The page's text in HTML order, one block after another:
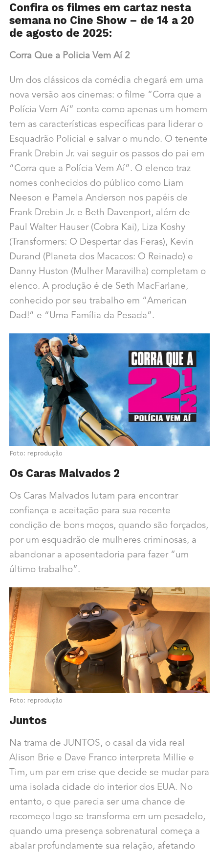
Confira os filmes em cartaz nesta
semana no Cine Show – de 14 a 20
de agosto de 2025:
Corra Que a Policia Vem Aí 2
Um dos clássicos da comédia chegará em uma
nova versão aos cinemas: o filme “Corra que a
Polícia Vem Aí” conta como apenas um homem
tem as características específicas para liderar o
Esquadrão Policial e salvar o mundo. O tenente
Frank Drebin Jr. vai seguir os passos do pai em
“Corra que a Polícia Vem Aí”. O elenco traz
nomes conhecidos do público como Liam
Neeson e Pamela Anderson nos papéis de
Frank Drebin Jr. e Beth Davenport, além de
Paul Walter Hauser (Cobra Kai), Liza Koshy
(Transformers: O Despertar das Feras), Kevin
Durand (Planeta dos Macacos: O Reinado) e
Danny Huston (Mulher Maravilha) completam o
elenco. A produção é de Seth MacFarlane,
conhecido por seu trabalho em “American
Dad!” e “Uma Família da Pesada”.
Foto: reprodução
Os Caras Malvados 2
Os Caras Malvados lutam para encontrar
confiança e aceitação para sua recente
condição de bons moços, quando são forçados,
por um esquadrão de mulheres criminosas, a
abandonar a aposentadoria para fazer “um
último trabalho”.
Foto: reprodução
Juntos
Na trama de JUNTOS, o casal da vida real
Alison Brie e Dave Franco interpreta Millie e
Tim, um par em crise que decide se mudar para
uma isolada cidade do interior dos EUA. No
entanto, o que parecia ser uma chance de
recomeço logo se transforma em um pesadelo,
quando uma presença sobrenatural começa a
abalar profundamente sua relação, afetando